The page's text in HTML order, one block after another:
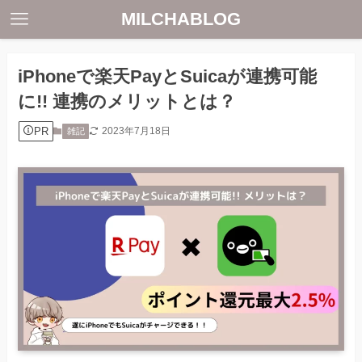
MILCHABLOG
iPhoneで楽天PayとSuicaが連携可能
に!! 連携のメリットとは？
PR 雑記 2023年7月18日